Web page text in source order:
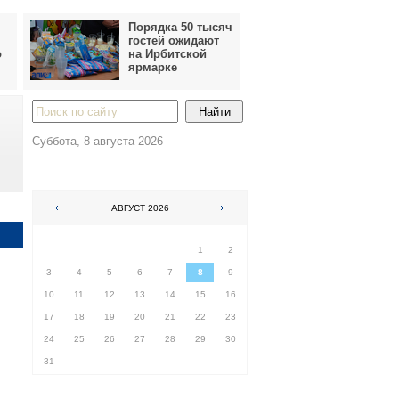
Порядка 50 тысяч
гостей ожидают
на Ирбитской
ярмарке
Суббота, 8 августа 2026
АВГУСТ 2026
1
2
3 4 5 6 7 8 9
10 11 12 13 14 15 16
17 18 19 20 21 22 23
24 25 26 27 28 29 30
31